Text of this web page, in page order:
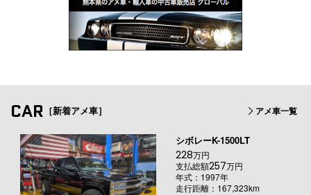
CAR ［新着アメ車］ アメ車一覧
シボレーK-1500LT
228万円
支払総額257万円
年式：1997年
走行距離：167,323km